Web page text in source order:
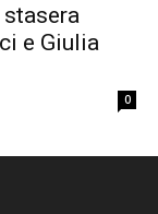
stasera
e Giulia
0